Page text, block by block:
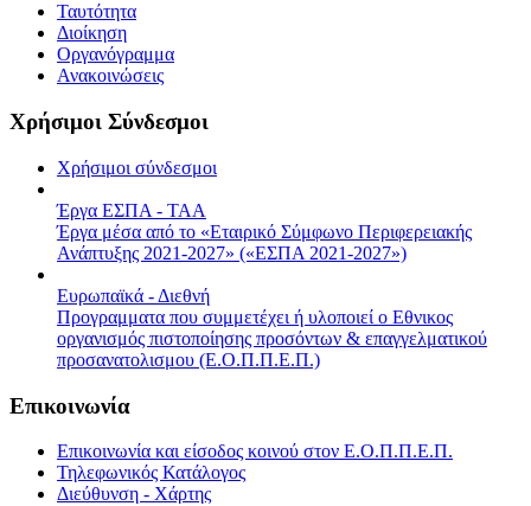
Ταυτότητα
Διοίκηση
Οργανόγραμμα
Ανακοινώσεις
Χρήσιμοι Σύνδεσμοι
Χρήσιμοι σύνδεσμοι
Έργα ΕΣΠΑ - ΤΑΑ
Έργα μέσα από το «Εταιρικό Σύμφωνο Περιφερειακής
Ανάπτυξης 2021-2027» («ΕΣΠΑ 2021-2027»)
Ευρωπαϊκά - Διεθνή
Προγραμματα που συμμετέχει ή υλοποιεί ο Εθνικος
οργανισμός πιστοποίησης προσόντων & επαγγελματικού
προσανατολισμου (Ε.Ο.Π.Π.Ε.Π.)
Επικοινωνία
Επικοινωνία και είσοδος κοινού στον Ε.Ο.Π.Π.Ε.Π.
Τηλεφωνικός Κατάλογος
Διεύθυνση - Χάρτης